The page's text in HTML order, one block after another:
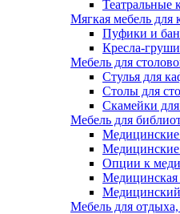
Театральные
Мягкая мебель для
Пуфики и
Кресла-груши
Мебель для
Cтулья для
Cтолы для
Скамейки
Мебель для
Опции к
Медицинская
Мебель для